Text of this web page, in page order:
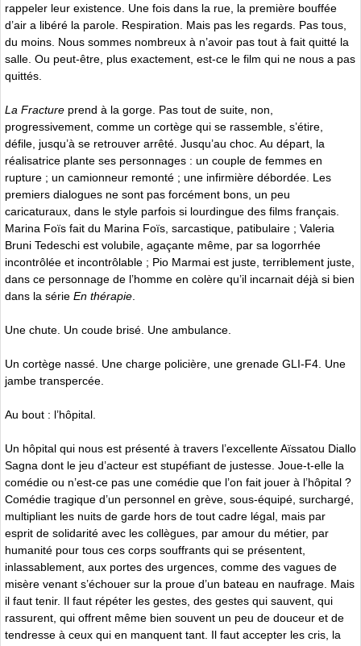
rappeler leur existence. Une fois dans la rue, la première bouffée
d’air a libéré la parole. Respiration. Mais pas les regards. Pas tous,
du moins. Nous sommes nombreux à n’avoir pas tout à fait quitté la
salle. Ou peut-être, plus exactement, est-ce le film qui ne nous a pas
quittés.
La Fracture prend à la gorge. Pas tout de suite, non,
progressivement, comme un cortège qui se rassemble, s’étire,
défile, jusqu’à se retrouver arrêté. Jusqu’au choc. Au départ, la
réalisatrice plante ses personnages : un couple de femmes en
rupture ; un camionneur remonté ; une infirmière débordée. Les
premiers dialogues ne sont pas forcément bons, un peu
caricaturaux, dans le style parfois si lourdingue des films français.
Marina Foïs fait du Marina Foïs, sarcastique, patibulaire ; Valeria
Bruni Tedeschi est volubile, agaçante même, par sa logorrhée
incontrôlée et incontrôlable ; Pio Marmai est juste, terriblement juste,
dans ce personnage de l’homme en colère qu’il incarnait déjà si bien
dans la série En thérapie
Une chute. Un coude brisé. Une ambulance.
Un cortège nassé. Une charge policière, une grenade GLI-F4. Une
jambe transpercée.
Au bout : l’hôpital.
Un hôpital qui nous est présenté à travers l’excellente Aïssatou Diallo
Sagna dont le jeu d’acteur est stupéfiant de justesse. Joue-t-elle la
comédie ou n’est-ce pas une comédie que l’on fait jouer à l’hôpital ?
Comédie tragique d’un personnel en grève, sous-équipé, surchargé,
multipliant les nuits de garde hors de tout cadre légal, mais par
esprit de solidarité avec les collègues, par amour du métier, par
humanité pour tous ces corps souffrants qui se présentent,
inlassablement, aux portes des urgences, comme des vagues de
misère venant s’échouer sur la proue d’un bateau en naufrage. Mais
il faut tenir. Il faut répéter les gestes, des gestes qui sauvent, qui
rassurent, qui offrent même bien souvent un peu de douceur et de
tendresse à ceux qui en manquent tant. Il faut accepter les cris, la